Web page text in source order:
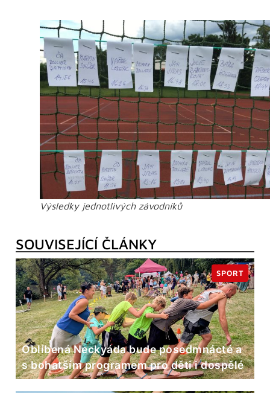
Výsledky jednotlivých závodníků
SOUVISEJÍCÍ ČLÁNKY
Oblíbená Neckyáda bude posedmnácté a
s bohatším programem pro děti i dospělé
SPORT